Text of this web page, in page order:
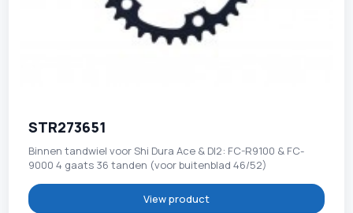
STR273651
Binnen tandwiel voor Shi Dura Ace & DI2: FC-R9100 & FC-
9000 4 gaats 36 tanden (voor buitenblad 46/52)
View product